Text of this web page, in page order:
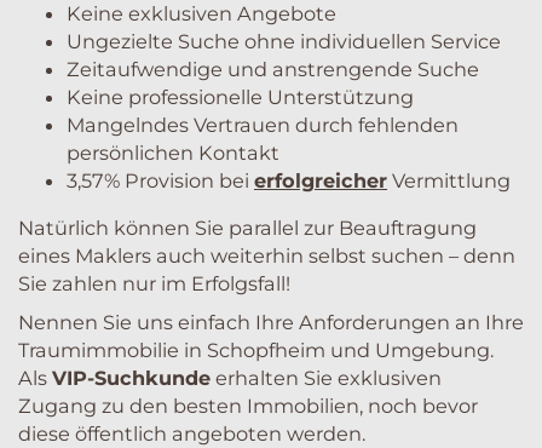
Keine exklusiven Angebote
Ungezielte Suche ohne individuellen Service
Zeitaufwendige und anstrengende Suche
Keine professionelle Unterstützung
Mangelndes Vertrauen durch fehlenden
persönlichen Kontakt
3,57% Provision bei erfolgreicher Vermittlung
Natürlich können Sie parallel zur Beauftragung
eines Maklers auch weiterhin selbst suchen – denn
Sie zahlen nur im Erfolgsfall!
Nennen Sie uns einfach Ihre Anforderungen an Ihre
Traumimmobilie in Schopfheim und Umgebung.
Als VIP-Suchkunde erhalten Sie exklusiven
Zugang zu den besten Immobilien, noch bevor
diese öffentlich angeboten werden.